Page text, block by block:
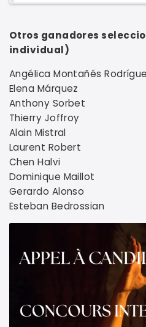
Otros ganadores
individual)
Angélica Montañés
Elena Márquez
Anthony Sorbet
Thierry Joffroy
Alain Mistral
Laurent Robert
Chen Halvi
Dominique Maillot
Gerardo Alonso
Esteban Bedrossian